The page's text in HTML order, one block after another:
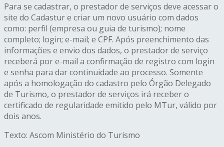
Para se cadastrar, o prestador de serviços deve acessar o
site do Cadastur e criar um novo usuário com dados
como: perfil (empresa ou guia de turismo); nome
completo; login; e-mail; e CPF. Após preenchimento das
informações e envio dos dados, o prestador de serviço
receberá por e-mail a confirmação de registro com login
e senha para dar continuidade ao processo. Somente
após a homologação do cadastro pelo Órgão Delegado
de Turismo, o prestador de serviços irá receber o
certificado de regularidade emitido pelo MTur, válido por
dois anos.
Texto: Ascom Ministério do Turismo